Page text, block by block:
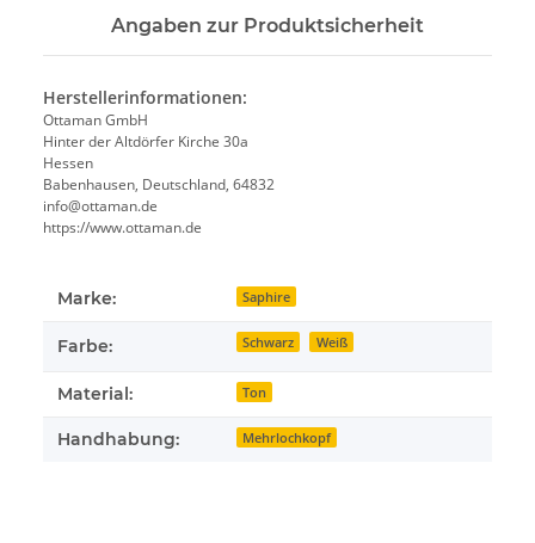
Angaben zur Produktsicherheit
Herstellerinformationen:
Ottaman GmbH
Hinter der Altdörfer Kirche 30a
Hessen
Babenhausen, Deutschland, 64832
info@ottaman.de
https://www.ottaman.de
Marke: Saphire
Farbe: Schwarz Weiß
Material: Ton
Handhabung: Mehrlochkopf